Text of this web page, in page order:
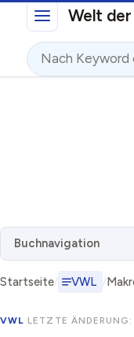
Direkt zum Inhalt
Welt der
Suche
Buchnavigation
Startseite VWL
VWL· LETZTE